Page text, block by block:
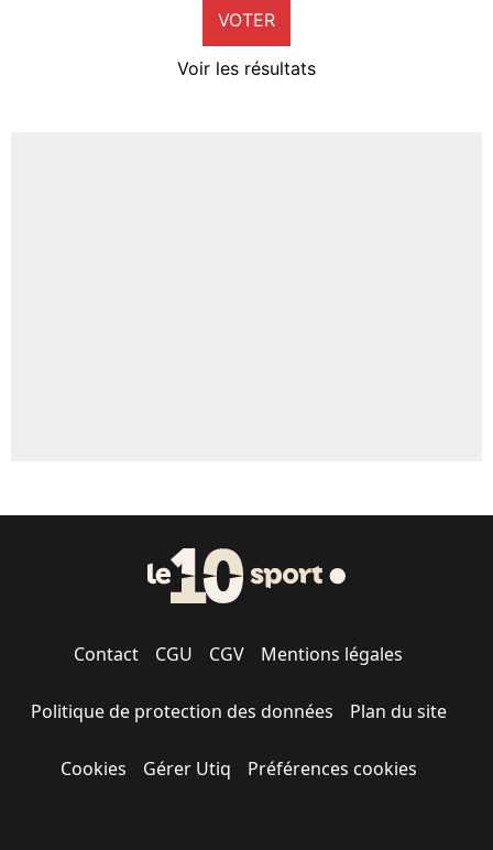
VOTER
Voir les résultats
Contact CGU CGV Mentions légales
Politique de protection des données Plan du site
Cookies Gérer Utiq Préférences cookies